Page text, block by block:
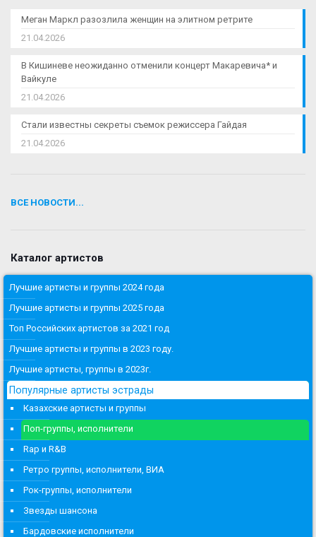
Меган Маркл разозлила женщин на элитном ретрите
21.04.2026
В Кишиневе неожиданно отменили концерт Макаревича* и
Вайкуле
21.04.2026
Стали известны секреты съемок режиссера Гайдая
21.04.2026
ВСЕ НОВОСТИ...
Каталог артистов
Лучшие артисты и группы 2024 года
Лучшие артисты и группы 2025 года
Топ Российских артистов за 2021 год
Лучшие артисты и группы в 2023 году.
Лучшие артисты, группы в 2023г.
Популярные артисты эстрады
Казахские артисты и группы
Поп-группы, исполнители
Rap и R&B
Ретро группы, исполнители, ВИА
Рок-группы, исполнители
Звезды шансона
Бардовские исполнители